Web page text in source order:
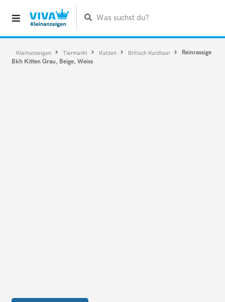
Was suchst du?
Kleinanzeigen Tiermarkt Katzen Britisch Kurzhaar
Reinrassige
Bkh Kitten Grau, Beige, Weiss